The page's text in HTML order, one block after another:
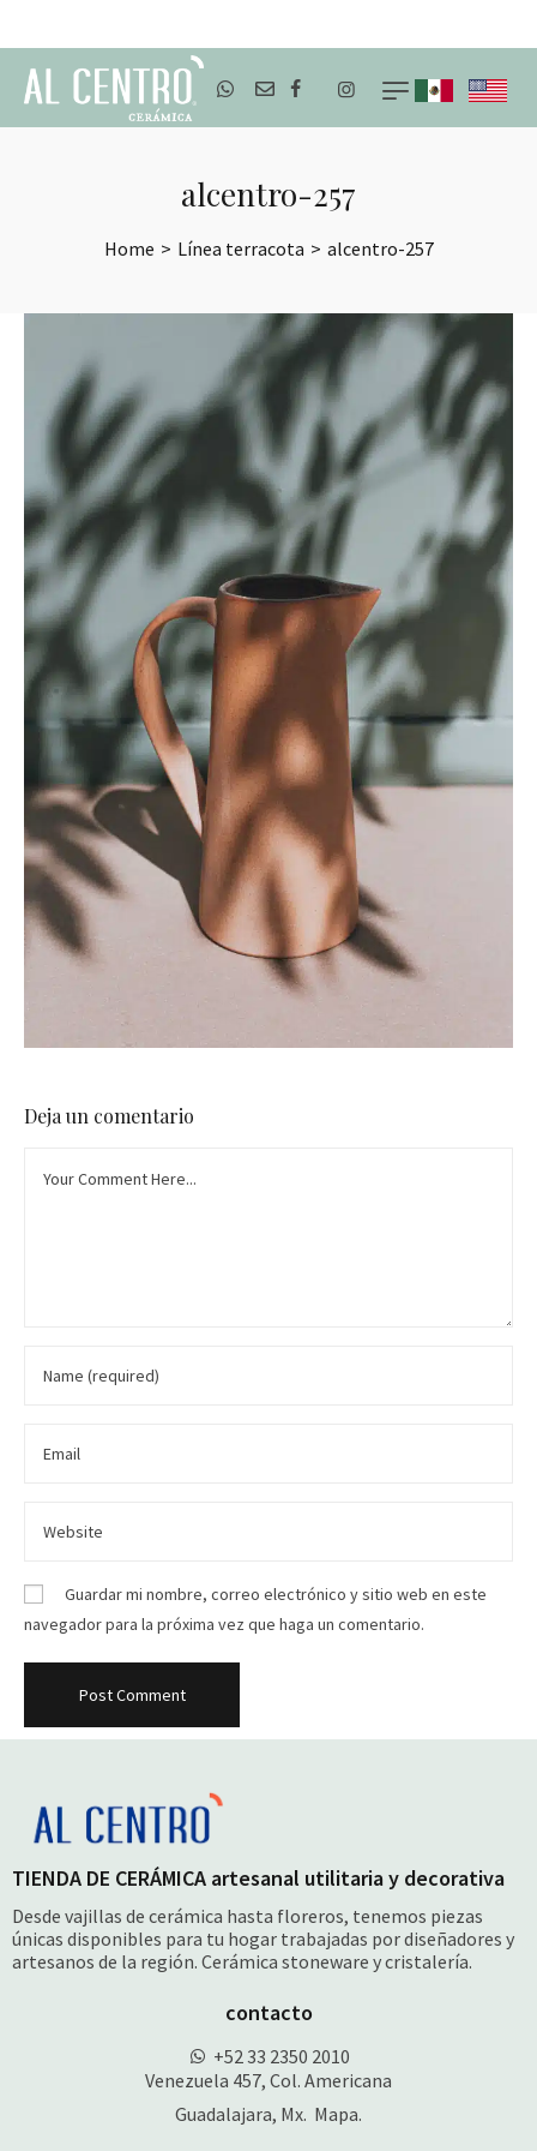
alcentro-257
Home > Línea terracota > alcentro-257
Deja un comentario
Guardar mi nombre, correo electrónico y sitio web en este
navegador para la próxima vez que haga un comentario.
TIENDA DE CERÁMICA artesanal utilitaria y decorativa
Desde vajillas de cerámica hasta floreros, tenemos piezas
únicas disponibles para tu hogar trabajadas por diseñadores y
artesanos de la región. Cerámica stoneware y cristalería.
contacto
+52 33 2350 2010
Venezuela 457, Col. Americana
Guadalajara, Mx. Mapa.